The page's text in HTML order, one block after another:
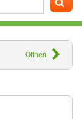
Öffnen